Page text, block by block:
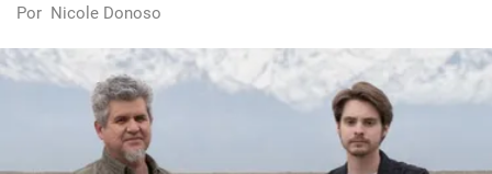
Por Nicole Donoso